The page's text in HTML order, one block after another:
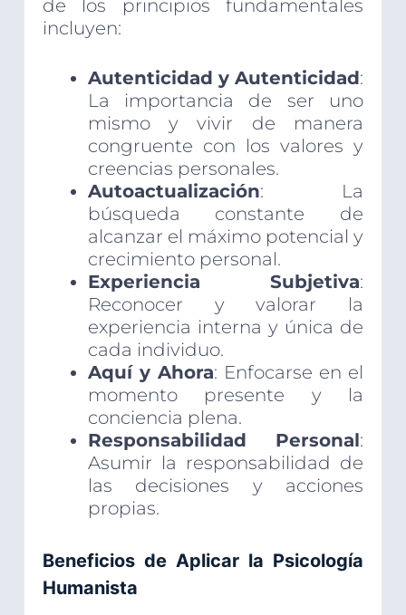
de los principios fundamentales
incluyen:
Autenticidad y Autenticidad:
La importancia de ser uno
mismo y vivir de manera
congruente con los valores y
creencias personales.
Autoactualización: La
búsqueda constante de
alcanzar el máximo potencial y
crecimiento personal.
Experiencia Subjetiva:
Reconocer y valorar la
experiencia interna y única de
cada individuo.
Aquí y Ahora: Enfocarse en el
momento presente y la
conciencia plena.
Responsabilidad Personal:
Asumir la responsabilidad de
las decisiones y acciones
propias.
Beneficios de Aplicar la Psicología
Humanista